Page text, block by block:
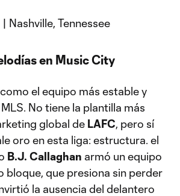
Nashville, Tennessee
en Music City
el equipo más estable y
No tiene la plantilla más
global de LAFC, pero sí
oro en esta liga: estructura. el
B.J. Callaghan armó un equipo
bloque, que presiona sin perder
la ausencia del delantero